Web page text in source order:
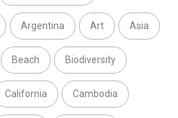
Argentina Art Asia
Beach Biodiversity
California Cambodia